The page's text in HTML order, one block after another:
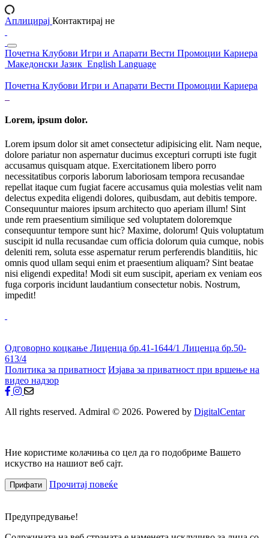
Аплицирај Контактирај не
Почетна Клубови Игри и Апарати Вести Промоции Кариера
Македонски Јазик English Language
Почетна Клубови Игри и Апарати Вести Промоции Кариера
Lorem, ipsum dolor.
Lorem ipsum dolor sit amet consectetur adipisicing elit. Nam neque,
dolore pariatur non aspernatur ducimus excepturi corrupti iste fugit
accusamus quisquam atque. Exercitationem libero porro
necessitatibus corporis laborum laboriosam tempora recusandae
repellat itaque cum fugiat facere accusamus quia molestias velit nam
delectus expedita eligendi dolores, quibusdam, aut debitis tempore.
Consequuntur maiores ipsum architecto quo aperiam illum! Sint
unde rem praesentium similique sed voluptatem doloremque
consequuntur tempore sunt hic? Maxime, dolorum! Quis voluptatum
suscipit id nulla recusandae cum officia dolorum quia cumque, nobis
deleniti rem, soluta esse aspernatur rerum perferendis blanditiis, hic
omnis quod ullam sequi enim et praesentium aliquam? Sint beatae
nisi eligendi expedita! Modi sit eum suscipit, aperiam ex veniam eos
fuga corporis incidunt laudantium consectetur nobis. Nostrum,
impedit!
Одговорно коцкање Лиценца бр.41-1644/1 Лиценца бр.50-
613/4
Политика за приватност Изјава за приватност при вршење на
видео надзор
All rights reserved. Admiral © 2026. Powered by DigitalCentar
Ние користиме колачиња со цел да го подобриме Вашето
искуство на нашиот веб сајт.
Прифати Прочитај повеќе
Предупредување!